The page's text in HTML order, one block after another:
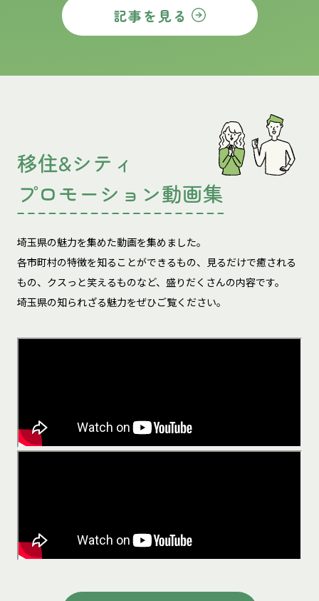
記事を見る
移住&シティ
プロモーション動画集
埼玉県の魅力を集めた動画を集めました。
各市町村の特徴を知ることができるもの、見るだけで癒される
もの、 クスっと笑えるものなど、盛りだくさんの内容です。
埼玉県の知られざる魅力をぜひご覧ください。